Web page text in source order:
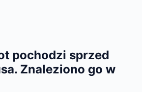
pochodzi sprzed
Znaleziono go w